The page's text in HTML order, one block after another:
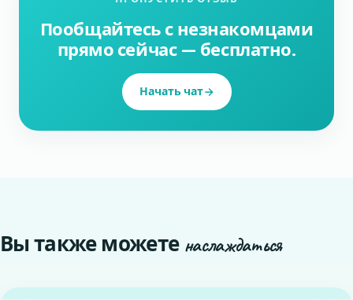
Пообщайтесь с незнакомцами
прямо сейчас — бесплатно.
Начать чат
Вы также можете наслаждаться